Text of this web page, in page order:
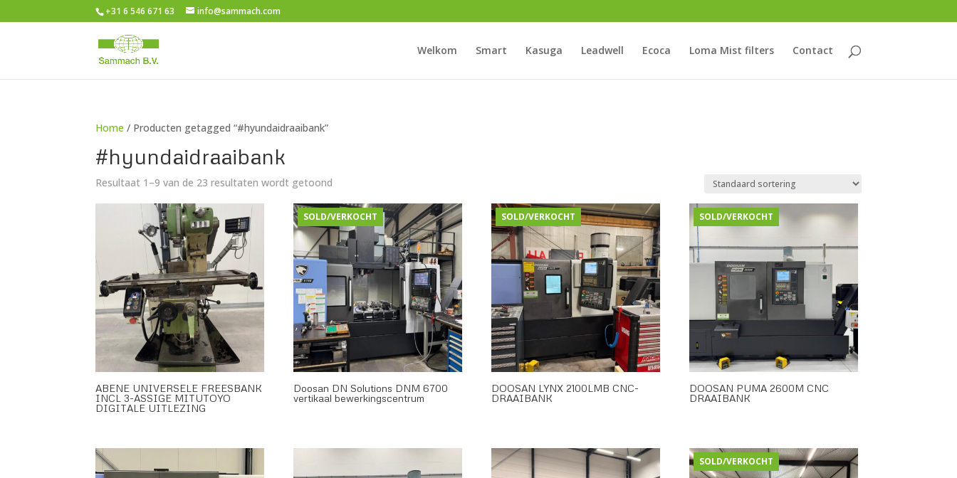
+31 6 546 671 63 info@sammach.com
Welkom Smart Kasuga Leadwell Ecoca Loma Mist filters Contact
Home / Producten getagged “#hyundaidraaibank”
#hyundaidraaibank
Resultaat 1–9 van de 23 resultaten wordt getoond
ABENE UNIVERSELE FREESBANK
INCL 3-ASSIGE MITUTOYO
DIGITALE UITLEZING
SOLD/VERKOCHT
Doosan DN Solutions DNM 6700
vertikaal bewerkingscentrum
SOLD/VERKOCHT
DOOSAN LYNX 2100LMB CNC-
DRAAIBANK
SOLD/VERKOCHT
DOOSAN PUMA 2600M CNC
DRAAIBANK
SOLD/VERKOCHT